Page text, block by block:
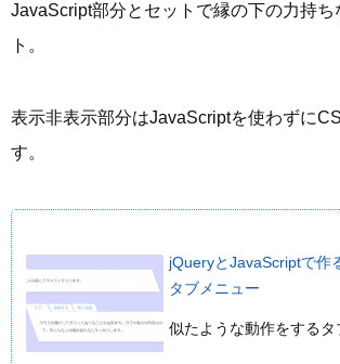
JavaScript部分とセットで縁の下の力持ち
ト。
表示非表示部分はJavaScriptを使わずに
す。
jQueryとJavaScriptで作
タブメニュー
似たような動作をするタ